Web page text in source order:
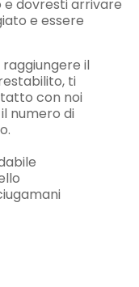
dovresti arrivare
e essere
raggiungere il
ti
con noi
numero di